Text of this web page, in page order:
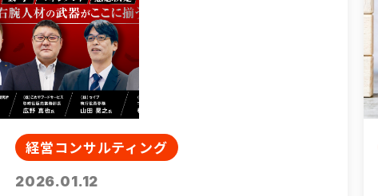
経営コンサルティング
2026.01.12